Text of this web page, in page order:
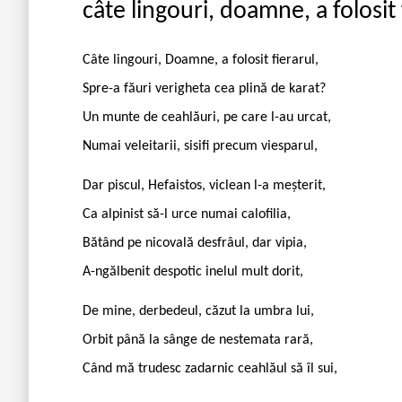
câte lingouri, doamne, a
Câte lingouri, Doamne, a folosit fierarul,
Spre-a făuri verigheta cea plină de karat?
Un munte de ceahlăuri, pe care l-au urcat,
Numai veleitarii, sisifi precum viesparul,
Dar piscul, Hefaistos, viclean l-a meșterit,
Ca alpinist să-l urce numai calofilia,
Bătând pe nicovală desfrâul, dar vipia,
A-ngălbenit despotic inelul mult dorit,
De mine, derbedeul, căzut la umbra lui,
Orbit până la sânge de nestemata rară,
Când mă trudesc zadarnic ceahlăul să îl sui,